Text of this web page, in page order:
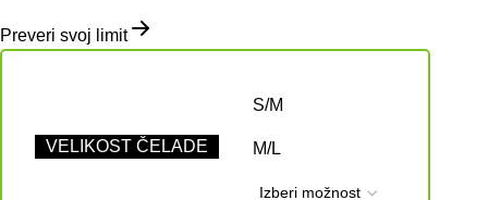
Preveri svoj limit
VELIKOST ČELADE
S/M
M/L